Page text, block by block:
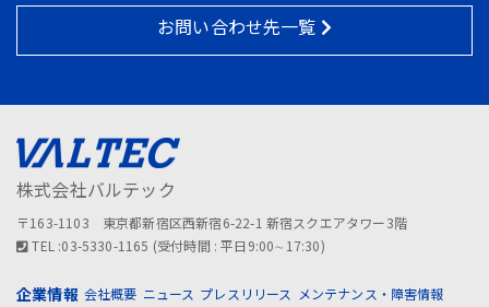
お問い合わせ先一覧
株式会社バルテック
〒163-1103 東京都新宿区西新宿6-22-1 新宿スクエアタワー3階
TEL :03-5330-1165 (受付時間 : 平日9:00∼17:30)
企業情報 会社概要 ニュース プレスリリース
メンテナンス・障害情報